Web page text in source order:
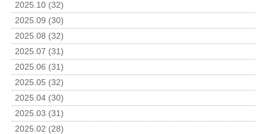
2025.10 (32)
2025.09 (30)
2025.08 (32)
2025.07 (31)
2025.06 (31)
2025.05 (32)
2025.04 (30)
2025.03 (31)
2025.02 (28)